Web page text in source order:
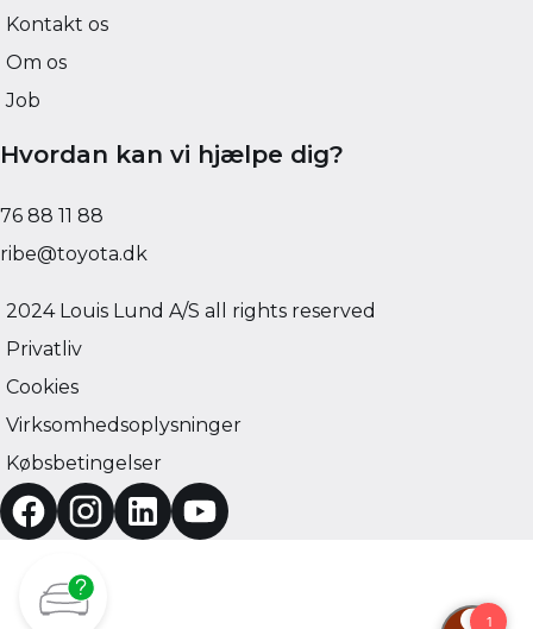
Kontakt os
Om os
Job
Hvordan kan vi hjælpe dig?
76 88 11 88
ribe@toyota.dk
2024 Louis Lund A/S all rights reserved
Privatliv
Cookies
Virksomhedsoplysninger
Købsbetingelser